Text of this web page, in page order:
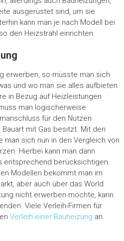
ausgerüstet sind, um sie
kann man je nach Modell bei
den Heizstrahl einrichten.
erwerben, so müsste man sich
und wo man sie alles aufbieten
in Bezug auf Heizleistungen
man logischerweise
für den Nutzen
mit Gas besitzt. Mit den
man sich nun in den Vergleich von
Hierbei kann man dann
entsprechend berücksichtigen.
Modellen bekommt man im
aber auch über das World
nicht erwerben möchte, kann
Viele Verleih-Firmen für
Verleih einer Bauheizung an.